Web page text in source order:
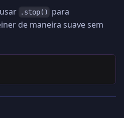
.stop()
para
de maneira suave sem